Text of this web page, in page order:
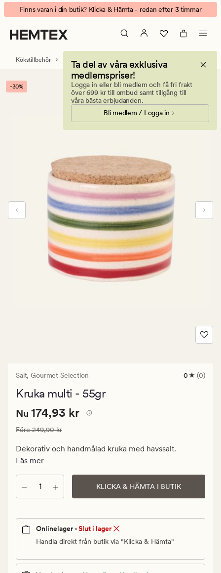
Salt
kruka
multi
Animerad
banner.
Klicka
på
att
pausa.
Finns varan i din butik? Klicka & Hämta - redan efter 3 timmar
Ta del av våra exklusiva
medlemspriser!
Logga in eller bli medlem och få fri frakt
över 699 kr till ombud samt tillgång till
våra bästa erbjudanden.
Bli medlem / Logga in
Kökstillbehör Mat och dryck Kryddor
-30%
Salt,Gourmet Selection
0
0 (0)
Kruka multi - 55gr
Nuvarande
174,93
kr.
Ordinarie
Nuvarande pris
Nu 174,93 kr
Ordinarie pris 249,90 kr
Före249,90 kr
Dekorativ och handmålad kruka med havssalt.
Läs mer
Antal KLICKA & HÄMTA I BUTIK
Onlinelager -Slut i lager
Handla direkt från butik via "Klicka & Hämta"